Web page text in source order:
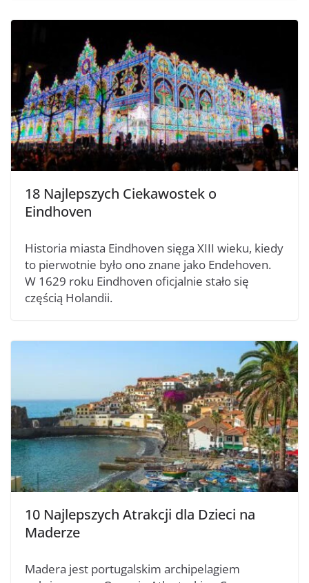
18 Najlepszych Ciekawostek o
Eindhoven
Historia miasta Eindhoven sięga XIII wieku, kiedy
to pierwotnie było ono znane jako Endehoven.
W 1629 roku Eindhoven oficjalnie stało się
częścią Holandii.
10 Najlepszych Atrakcji dla Dzieci na
Maderze
Madera jest portugalskim archipelagiem